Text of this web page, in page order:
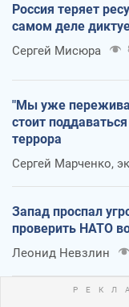
Россия теряет
самом деле
Сергей Мисюра
"Мы уже
стоит
террора
Сергей Марченко,
Запад проспал
проверить НАТО
Леонид Невзлин